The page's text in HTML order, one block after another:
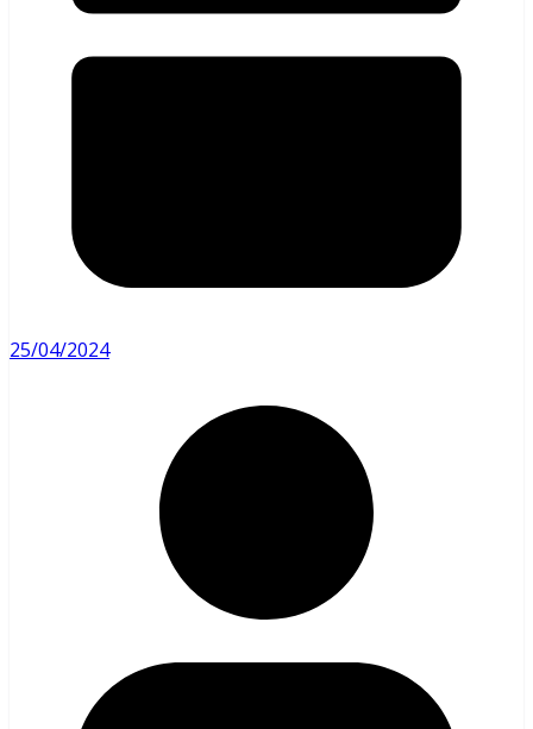
25/04/2024